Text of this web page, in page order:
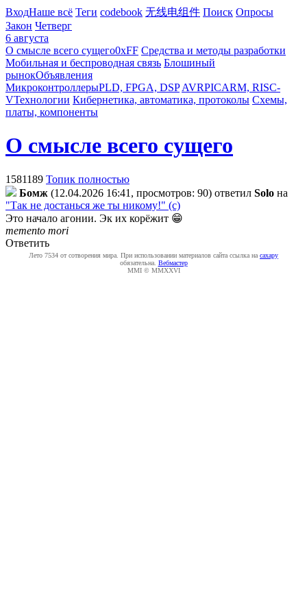
ВходНаше всё Теги codebook 无线电组件 Поиск Опросы
Закон Четверг
6 августа
О смысле всего сущего0xFF Средства и методы разработки
Мобильная и беспроводная связь Блошиный
рынокОбъявления
МикроконтроллерыPLD, FPGA, DSP AVRPICARM, RISC-
VТехнологии Кибернетика, автоматика, протоколы Схемы,
платы, компоненты
О смысле всего сущего
1581189 Топик полностью
Бoмж (12.04.2026 16:41, просмотров: 90) ответил Solo на
"Так не достанься же ты никому!" (с)
Это начало агонии. Эк их корёжит 😁
memento mori
Ответить
Лето 7534 от сотворения мира. При использовании материалов сайта ссылка на caxapу
обязательна. Вебмастер
MMI © MMXXVI